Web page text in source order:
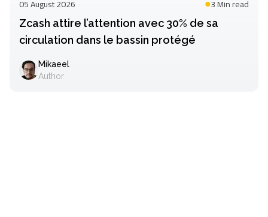
05 August 2026 3 Minread
Zcash attire l’attention avec 30% de sa
circulation dans le bassin protégé
Mikaeel
Author